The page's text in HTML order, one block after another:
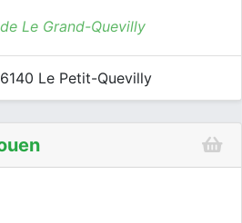
Le Grand-Quevilly
Le Petit-Quevilly